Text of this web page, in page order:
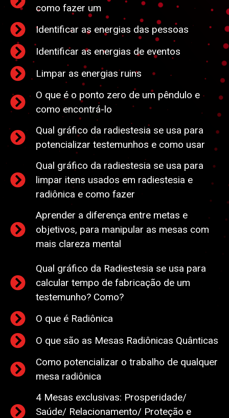
como fazer um
Identificar as energias das pessoas
Identificar as energias de eventos
Limpar as energias ruins
O que é o ponto zero de um pêndulo e
como encontrá-lo
Qual gráfico da radiestesia se usa para
potencializar testemunhos e como usar
Qual gráfico da radiestesia se usa para
limpar itens usados em radiestesia e
radiônica e como fazer
Aprender a diferença entre metas e
objetivos, para manipular as mesas com
mais clareza mental
Qual gráfico da Radiestesia se usa para
calcular tempo de fabricação de um
testemunho? Como?
O que é Radiônica
O que são as Mesas Radiônicas Quânticas
Como potencializar o trabalho de qualquer
mesa radiônica
4 Mesas exclusivas: Prosperidade/
Saúde/ Relacionamento/ Proteção e